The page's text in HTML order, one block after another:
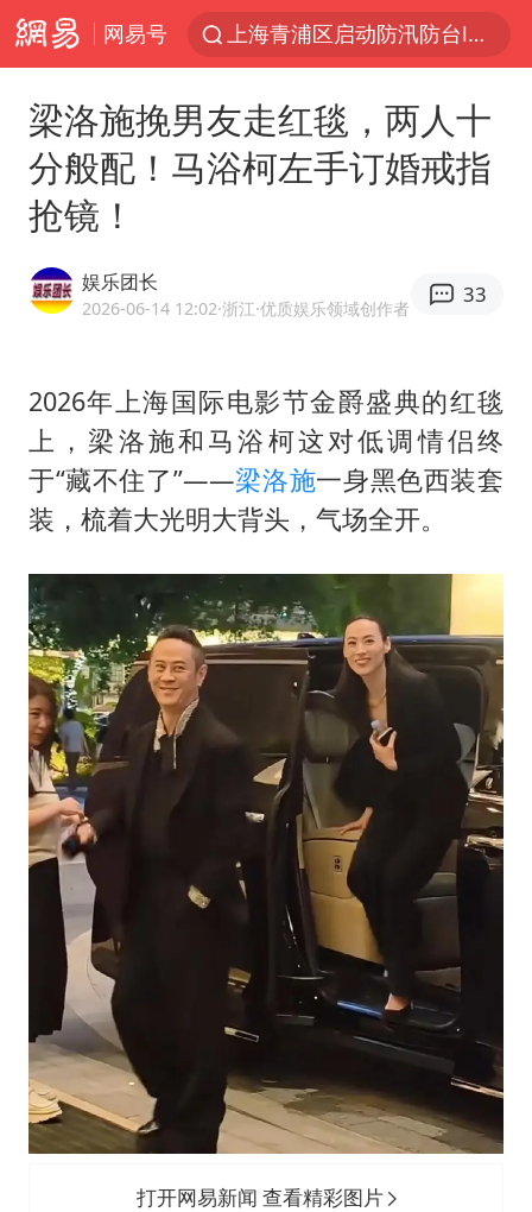
网易号
独闯南太行失联女子遗体已找到
成都多趟列车临时停运
中央气象台继续发布暴雨橙警
白海豚突然大拐弯 走出罕见路线
周星驰妈妈现身香港首映礼
SK海力士回应“或出售重庆工厂”传闻
大疆错失宇树
三预警齐发 11个省份有大到暴雨
“还不如不放假”
从科技创新看开局起步的时与势
梁洛施挽男友走红毯，两人十
分般配！马浴柯左手订婚戒指
抢镜！
娱乐团长
2026-06-14 12:02·浙江·优质娱乐领域创作者
33
2026年上海国际电影节金爵盛典的红毯
上， 梁洛施和马浴柯这对低调情侣终
于“藏不住了”——梁洛施一身黑色西装套
装，梳着大光明大背头，气场全开。
打开网易新闻 查看精彩图片